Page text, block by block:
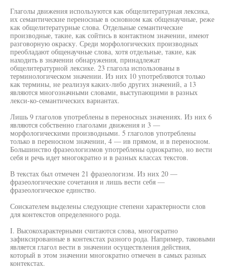
Глаголы движения используются как общелитературная лексика,
их семантические переносные в основном как общенаучные, реже
как общелитературные слова. Отдельные семантические
производные, такие, как сойтись в контактном значении, имеют
разговорную окраску. Среди морфологических производных
преобладают общенаучные слова, хотя отдельные, такие, как
находить в значении обнаружения, принадлежат
общелитературной лексике. 23 глагола использованы в
терминологическом значении. Из них 10 употребляются только
как термины, не реализуя каких-либо других значений, а 13
являются многозначными словами, выступающими в разных
лекси-ко-семантических вариантах.
Лишь 9 глаголов употреблены в переносных значениях. Из них 6
являются собственно глаголами движения и 3 —
морфологическими производными. 5 глаголов употреблены
только в переносном значении, 4 — ив прямом, и в переносном.
Большинство фразеологизмов употреблены однократно, но вести
себя и речь идет многократно и в разных классах текстов.
В текстах был отмечен 21 фразеологизм. Из них 20 —
фразеологические сочетания и лишь вести себя —
фразеологическое единство.
Соискателем выделены следующие степени характерности слов
для контекстов определенного рода.
I. Высокохарактерными считаются слова, многократно
зафиксированные в контекстах разного рода. Например, таковыми
является глагол вести в значении осуществления действия,
который в этом значении многократно отмечен в самых разных
контекстах.